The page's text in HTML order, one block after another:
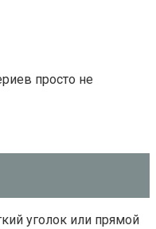
просто не
уголок или прямой